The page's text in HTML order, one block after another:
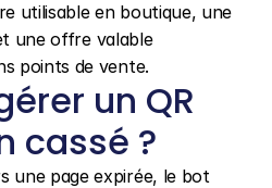
utilisable en boutique, une
une offre valable
points de vente.
un QR
cassé ?
une page expirée, le bot